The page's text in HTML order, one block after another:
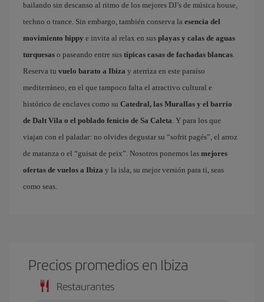
bailando sin descanso al ritmo de los mejores DJ’s de música house,
techno o trance. Sin embargo, también conserva la esencia del
movimiento hippy e invita al relax en sus playas y calas de aguas
turquesas o paseando entre sus típicas casas de fachadas blancas.
Reserva tu vuelo barato a Ibiza y aterriza en este paraíso
mediterráneo, en el que tampoco falta el atractivo cultural e
histórico de enclaves como su Catedral, las Murallas y el barrio
de Dalt Vila o el poblado fenicio de Sa Caleta. Y para los que
viajan con el paladar: no olvides degustar su “sofrit pagés”, el arroz
de matanza o el “guisat de peix”. Nosotros ponemos las mejores
ofertas de vuelos a Ibiza y la isla, su mejor versión para ti, seas
como seas.
Precios promedios en Ibiza
Restaurantes